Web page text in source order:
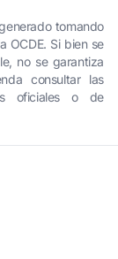
tomando
OCDE. Si bien se
no se garantiza
consultar las
oficiales o de